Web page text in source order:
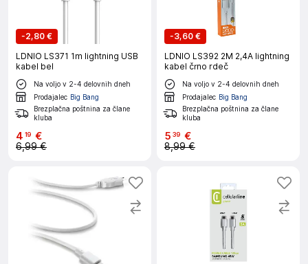
-2,80 €
LDNIO LS371 1m lightning USB
kabel bel
Na voljo v 2-4 delovnih dneh
Prodajalec Big Bang
Brezplačna poštnina za člane
kluba
4 19 €
6,99 €
-3,60 €
LDNIO LS392 2M 2,4A lightning
kabel črno rdeč
Na voljo v 2-4 delovnih dneh
Prodajalec Big Bang
Brezplačna poštnina za člane
kluba
5 39 €
8,99 €